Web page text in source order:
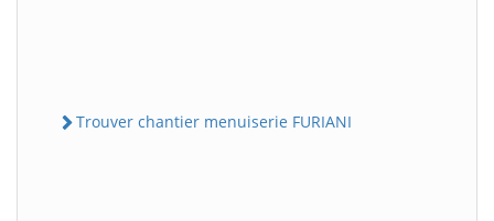
Trouver chantier menuiserie FURIANI